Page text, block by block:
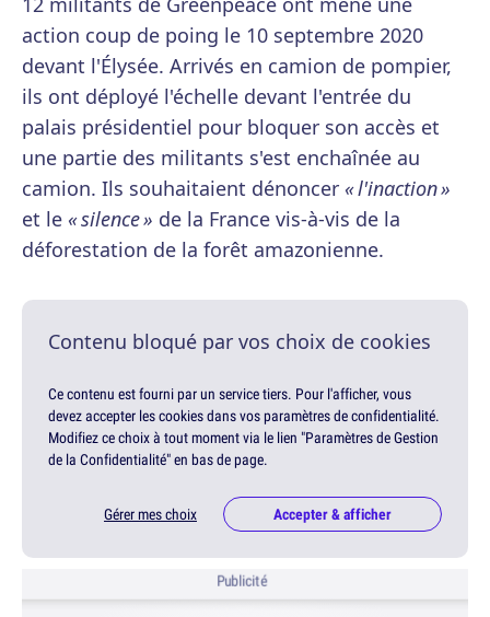
action coup de poing le 10 septembre 2020
devant l'Élysée. Arrivés en camion de pompier,
ils ont déployé l'échelle devant l'entrée du
palais présidentiel pour bloquer son accès et
une partie des militants s'est enchaînée au
camion. Ils souhaitaient dénoncer « l'inaction »
et le « silence » de la France vis-à-vis de la
déforestation de la forêt amazonienne.
Contenu bloqué par vos choix de cookies
Ce contenu est fourni par un service tiers. Pour l'afficher, vous
devez accepter les cookies dans vos paramètres de confidentialité.
Modifiez ce choix à tout moment via le lien "Paramètres de Gestion
de la Confidentialité" en bas de page.
Gérer mes choix Accepter & afficher
Publicité